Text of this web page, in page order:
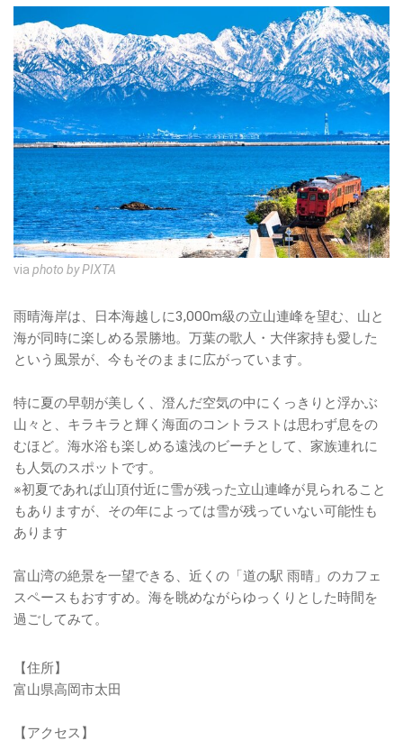
via photo by PIXTA
雨晴海岸は、日本海越しに3,000m級の立山連峰を望む、山と
海が同時に楽しめる景勝地。万葉の歌人・大伴家持も愛した
という風景が、今もそのままに広がっています。
特に夏の早朝が美しく、澄んだ空気の中にくっきりと浮かぶ
山々と、キラキラと輝く海面のコントラストは思わず息をの
むほど。海水浴も楽しめる遠浅のビーチとして、家族連れに
も人気のスポットです。
※初夏であれば山頂付近に雪が残った立山連峰が見られること
もありますが、その年によっては雪が残っていない可能性も
あります
富山湾の絶景を一望できる、近くの「道の駅 雨晴」のカフェ
スペースもおすすめ。海を眺めながらゆっくりとした時間を
過ごしてみて。
【住所】
富山県高岡市太田
【アクセス】